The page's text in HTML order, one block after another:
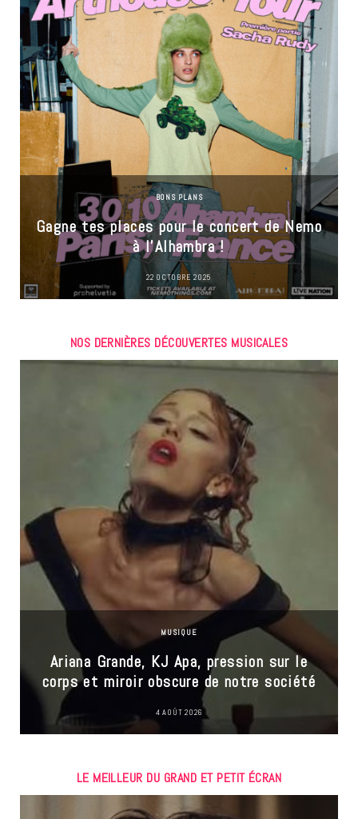
BONS PLANS
Gagne tes places pour le concert de Nemo
à l’Alhambra !
22 OCTOBRE 2025
NOS DERNIÈRES DÉCOUVERTES MUSICALES
MUSIQUE
Ariana Grande, KJ Apa, pression sur le
corps et miroir obscure de notre société
4 AOÛT 2026
LE MEILLEUR DU GRAND ET PETIT ÉCRAN